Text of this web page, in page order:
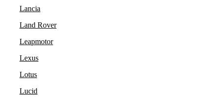
Lancia
Land Rover
Leapmotor
Lexus
Lotus
Lucid